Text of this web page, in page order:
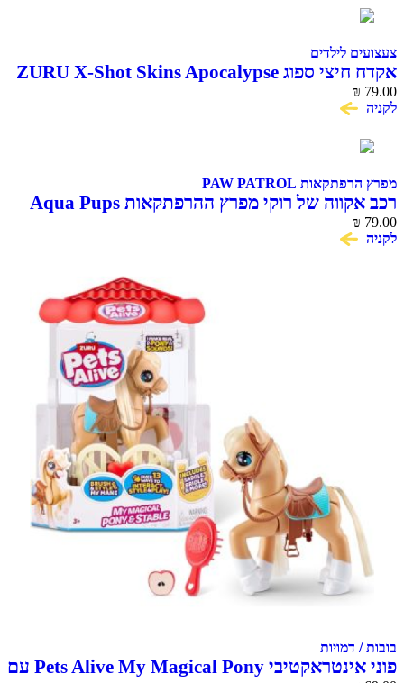
צעצועים לילדים
אקדח חיצי ספוג ZURU X-Shot Skins Apocalypse
₪ 79.00
לקניה
מפרץ הרפתקאות PAW PATROL
רכב אקווה של רוקי מפרץ ההרפתקאות Aqua Pups
עם דמות Rocky
₪ 79.00
לקניה
בובות / דמויות
פוני אינטראקטיבי Pets Alive My Magical Pony עם